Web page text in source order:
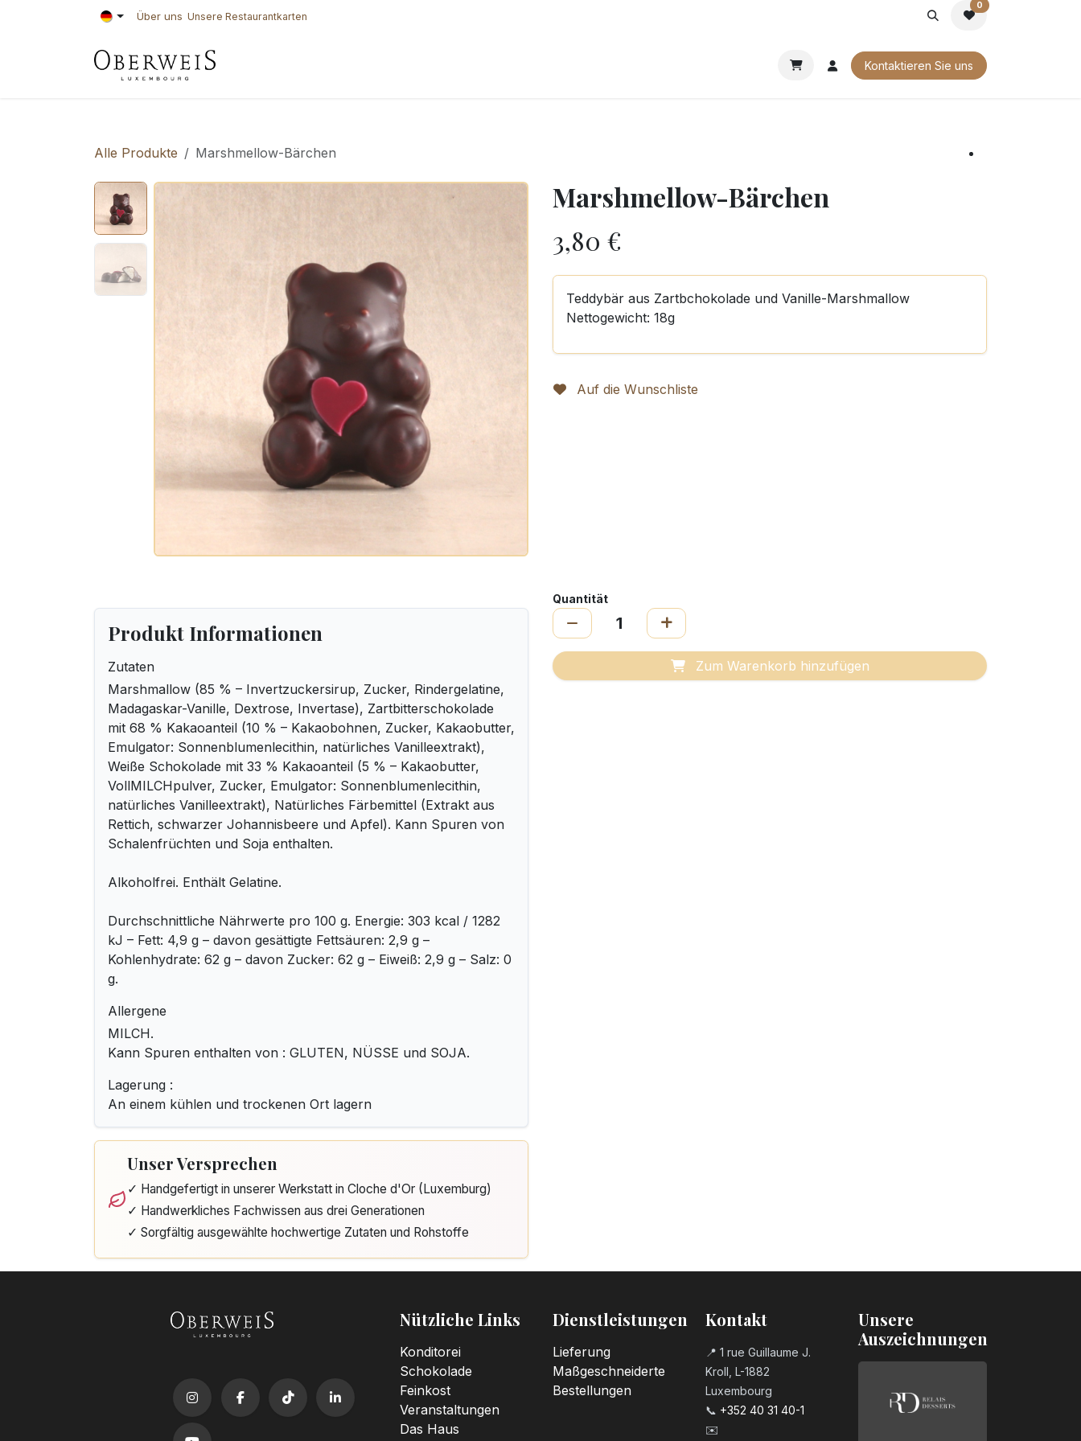
Zum Inhalt springen Über uns Unsere Restaurantkarten
0
FIRMENGESCHENKE UNSERE BROSCHÜREN
Kontaktieren Sie uns
Alle Produkte Marshmellow-Bärchen
Marshmellow-Bärchen
3,80 €
Teddybär aus Zartbchokolade und Vanille-Marshmallow
Nettogewicht: 18g
Auf die Wunschliste
Produkt Informationen
Zutaten
Marshmallow (85 % – Invertzuckersirup, Zucker, Rindergelatine,
Madagaskar-Vanille, Dextrose, Invertase), Zartbitterschokolade
mit 68 % Kakaoanteil (10 % – Kakaobohnen, Zucker, Kakaobutter,
Emulgator: Sonnenblumenlecithin, natürliches Vanilleextrakt),
Weiße Schokolade mit 33 % Kakaoanteil (5 % – Kakaobutter,
VollMILCHpulver, Zucker, Emulgator: Sonnenblumenlecithin,
natürliches Vanilleextrakt), Natürliches Färbemittel (Extrakt aus
Rettich, schwarzer Johannisbeere und Apfel). Kann Spuren von
Schalenfrüchten und Soja enthalten.
Alkoholfrei. Enthält Gelatine.
Durchschnittliche Nährwerte pro 100 g. Energie: 303 kcal / 1282
kJ – Fett: 4,9 g – davon gesättigte Fettsäuren: 2,9 g –
Kohlenhydrate: 62 g – davon Zucker: 62 g – Eiweiß: 2,9 g – Salz: 0
g.
Allergene
MILCH.
Kann Spuren enthalten von : GLUTEN, NÜSSE und SOJA.
Lagerung :
An einem kühlen und trockenen Ort lagern
Unser Versprechen
✓ Handgefertigt in unserer Werkstatt in Cloche d'Or (Luxemburg)
✓ Handwerkliches Fachwissen aus drei Generationen
✓ Sorgfältig ausgewählte hochwertige Zutaten und Rohstoffe
Quantität
Zum Warenkorb hinzufügen
Nützliche Links
Konditorei
Schokolade
Feinkost
Veranstaltungen
Das Haus
Dienstleistungen
Lieferung
Maßgeschneiderte
Bestellungen
Kontakt
📍 1 rue Guillaume J.
Kroll, L-1882
Luxembourg
📞 +352 40 31 40-1
✉️
Unsere
Auszeichnungen